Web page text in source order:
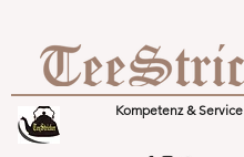
Kompetenz & Service